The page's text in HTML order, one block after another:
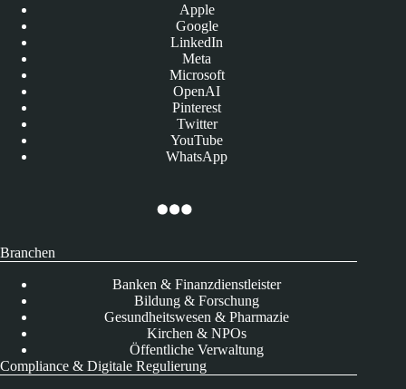
Apple
Google
LinkedIn
Meta
Microsoft
OpenAI
Pinterest
Twitter
YouTube
WhatsApp
Branchen
Banken & Finanzdienstleister
Bildung & Forschung
Gesundheitswesen & Pharmazie
Kirchen & NPOs
Öffentliche Verwaltung
Compliance & Digitale Regulierung